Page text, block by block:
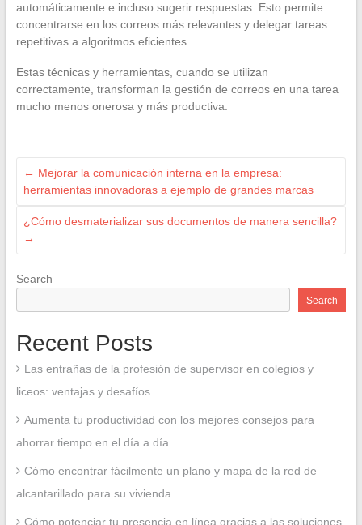
automáticamente e incluso sugerir respuestas. Esto permite
concentrarse en los correos más relevantes y delegar tareas
repetitivas a algoritmos eficientes.
Estas técnicas y herramientas, cuando se utilizan
correctamente, transforman la gestión de correos en una tarea
mucho menos onerosa y más productiva.
← Mejorar la comunicación interna en la empresa:
herramientas innovadoras a ejemplo de grandes marcas
¿Cómo desmaterializar sus documentos de manera sencilla?
→
Search
Search
Recent Posts
Las entrañas de la profesión de supervisor en colegios y
liceos: ventajas y desafíos
Aumenta tu productividad con los mejores consejos para
ahorrar tiempo en el día a día
Cómo encontrar fácilmente un plano y mapa de la red de
alcantarillado para su vivienda
Cómo potenciar tu presencia en línea gracias a las soluciones